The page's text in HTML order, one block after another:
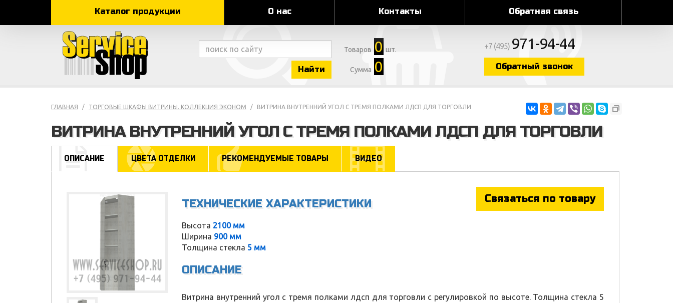
Каталог продукции О нас Контакты Обратная связь
Найти
Товаров 0 шт.
Сумма 0
+7 (495) 971-94-44
Обратный звонок
ГЛАВНАЯ ТОРГОВЫЕ ШКАФЫ ВИТРИНЫ. КОЛЛЕКЦИЯ ЭКОНОМ ВИТРИНА ВНУТРЕННИЙ УГОЛ С ТРЕМЯ ПОЛКАМИ ЛДСП ДЛЯ ТОРГОВЛИ
ВИТРИНА ВНУТРЕННИЙ УГОЛ С ТРЕМЯ ПОЛКАМИ ЛДСП ДЛЯ ТОРГОВЛИ
ОПИСАНИЕ ЦВЕТА ОТДЕЛКИ РЕКОМЕНДУЕМЫЕ ТОВАРЫ ВИДЕО
Связаться по товару
ТЕХНИЧЕСКИЕ ХАРАКТЕРИСТИКИ
Высота 2100 мм
Ширина 900 мм
Толщина стекла 5 мм
ОПИСАНИЕ
Витрина внутренний угол с тремя полками лдсп для торговли с регулировкой по высоте. Толщина стекла 5